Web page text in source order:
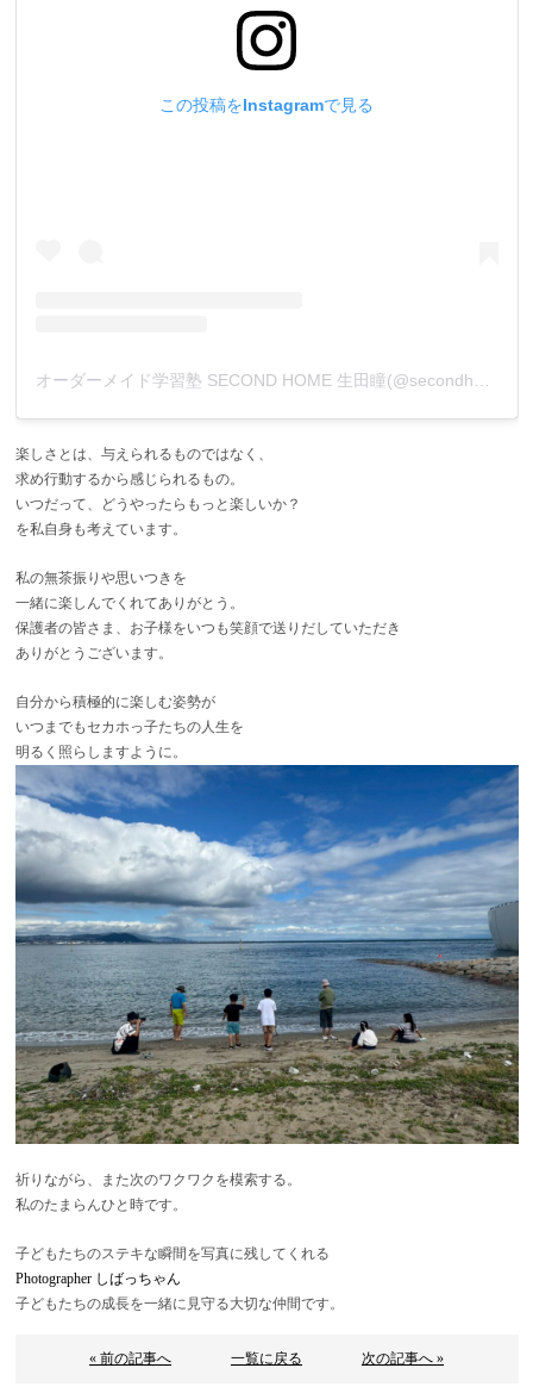
この投稿をInstagramで見る
オーダーメイド学習塾 SECOND HOME 生田瞳(@secondhome_rokko)がシェアした投稿
楽しさとは、与えられるものではなく、
求め行動するから感じられるもの。
いつだって、どうやったらもっと楽しいか？
を私自身も考えています。
私の無茶振りや思いつきを
一緒に楽しんでくれてありがとう。
保護者の皆さま、お子様をいつも笑顔で送りだしていただき
ありがとうございます。
自分から積極的に楽しむ姿勢が
いつまでもセカホっ子たちの人生を
明るく照らしますように。
祈りながら、また次のワクワクを模索する。
私のたまらんひと時です。
子どもたちのステキな瞬間を写真に残してくれる
Photographer しばっちゃん
子どもたちの成長を一緒に見守る大切な仲間です。
« 前の記事へ 一覧に戻る 次の記事へ »